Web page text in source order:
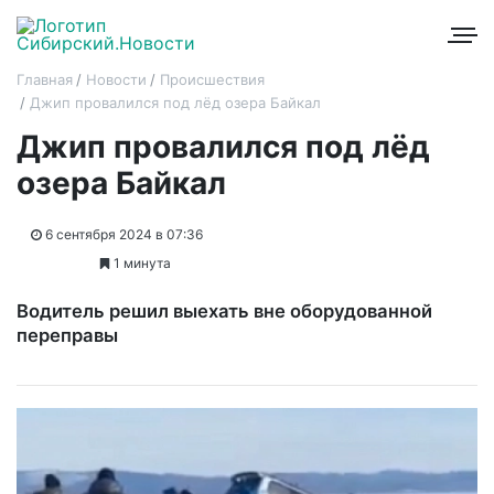
Главная Новости
Происшествия
Джип провалился под лёд озера Байкал
Джип провалился под лёд
озера Байкал
6 сентября 2024 в 07:36
1 минута
Водитель решил выехать вне оборудованной
переправы